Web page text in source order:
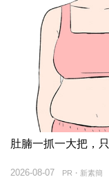
肚腩一抓一大把，
PR・新素簡
2026-08-07